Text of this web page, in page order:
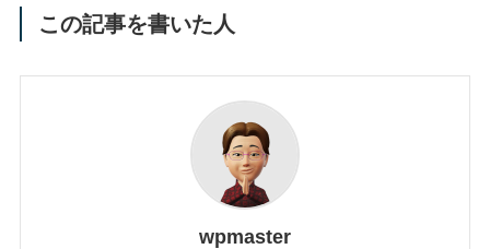
この記事を書いた人
wpmaster